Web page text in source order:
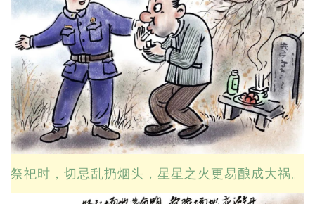
祭祀时，切忌乱扔烟头，星星之火更易酿成大祸。